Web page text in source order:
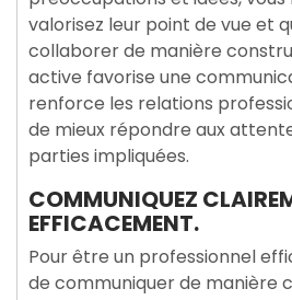
valorisez leur point de vue et
collaborer de manière
active favorise une
renforce les relations
de mieux répondre aux
parties impliquées.
COMMUNIQUEZ
EFFICACEMENT.
Pour être un professionnel
de communiquer de manière